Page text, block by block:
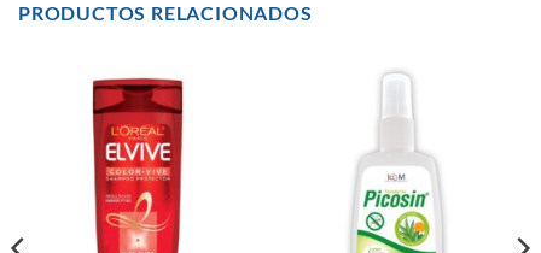
PRODUCTOS RELACIONADOS